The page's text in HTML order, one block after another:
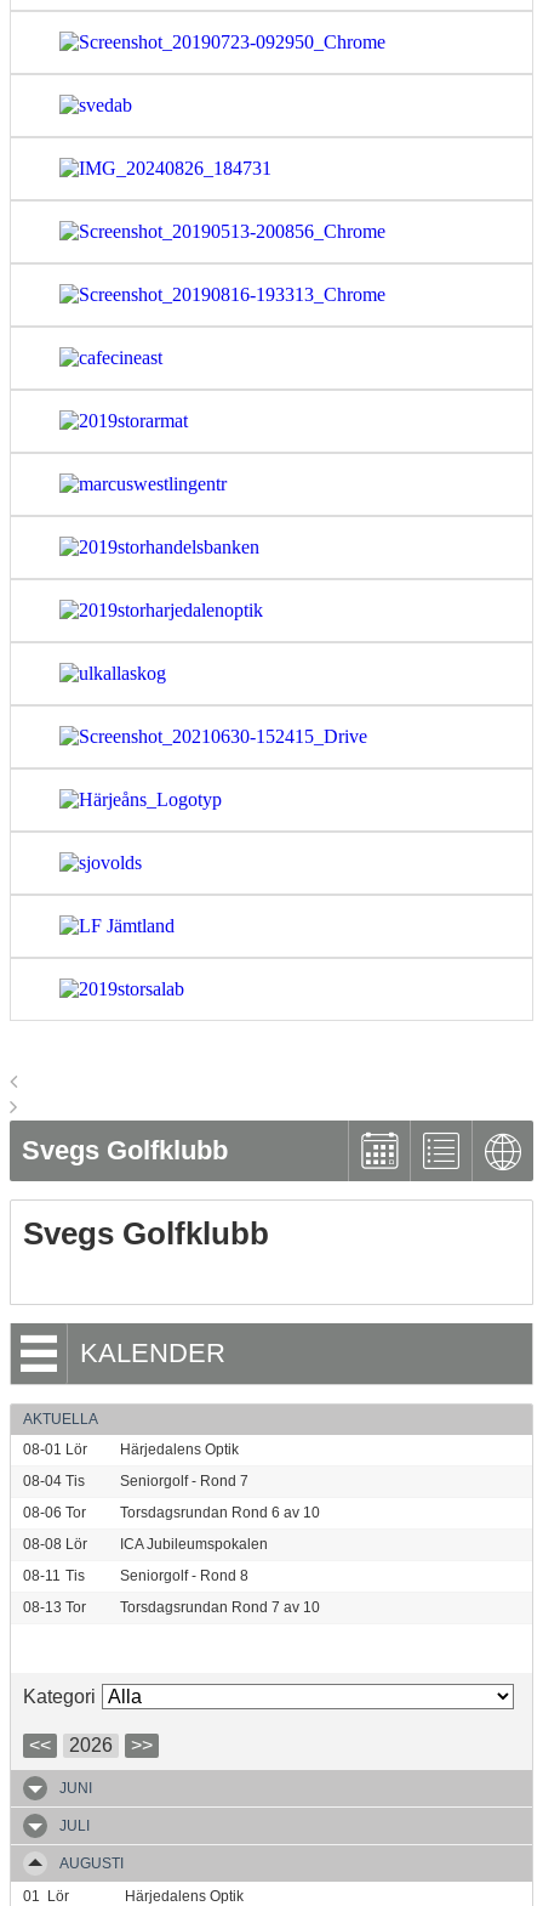
Svegs Golfklubb
Svegs Golfklubb
KALENDER
AKTUELLA
08-01 Lör
Härjedalens Optik
08-04 Tis
Seniorgolf - Rond 7
08-06 Tor
Torsdagsrundan Rond 6 av 10
08-08 Lör
ICA Jubileumspokalen
08-11 Tis
Seniorgolf - Rond 8
08-13 Tor Torsdagsrundan Rond 7 av 10
Kategori
<< 2026 >>
JUNI
JULI
AUGUSTI
01
Lör
Härjedalens Optik